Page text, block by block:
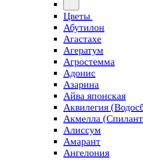
Цветы
Абутилон
Агастахе
Агератум
Агростемма
Адонис
Азарина
Айва японская
Аквилегия
Акмелла
Алиссум
Амарант
Ангелония